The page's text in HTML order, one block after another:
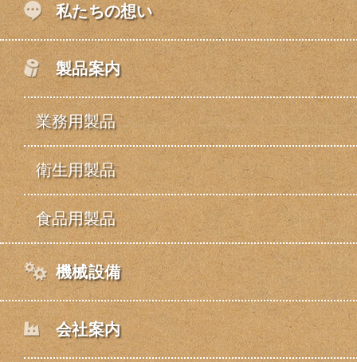
私たちの想い
製品案内
業務用製品
衛生用製品
食品用製品
機械設備
会社案内